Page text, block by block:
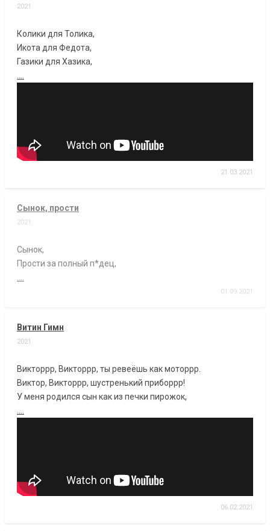
2021
Колики для Толика,
Икота для Федота,
Газики для Хазика,
21.03.2021
Сынок, прости
2021
Сынок,
Прости за полный п*дец,
01.09.2021
Витин Гимн
2021
Викторрр, Викторрр, ты ревеёшь как моторрр.
Виктор, Викторрр, шустренький приборрр!
У меня родился сын как из печки пирожок,
06.02.2021